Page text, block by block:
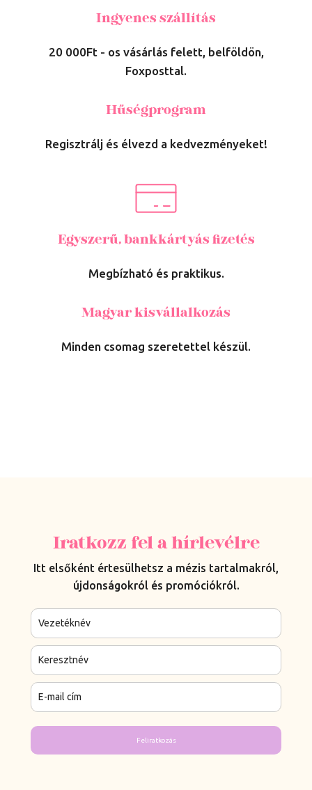
Ingyenes szállítás
20 000Ft - os vásárlás felett, belföldön,
Foxposttal.
Hűségprogram
Regisztrálj és élvezd a kedvezményeket!
Egyszerű, bankkártyás fizetés
Megbízható és praktikus.
Magyar kisvállalkozás
Minden csomag szeretettel készül.
Iratkozz fel a hírlevélre
Itt elsőként értesülhetsz a mézis tartalmakról,
újdonságokról és promóciókról.
Feliratkozás